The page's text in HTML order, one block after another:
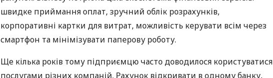
швидке приймання оплат, зручний облік розрахунків,
корпоративні картки для витрат, можливість керувати всім через
смартфон та мінімізувати паперову роботу.
Ще кілька років тому підприємцю часто доводилося користуватися
послугами різних компаній. Рахунок відкривати в одному банку,